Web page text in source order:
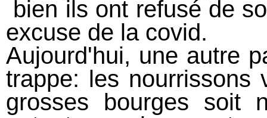
bien ils ont refusé de
excuse de la covid.
Aujourd'hui, une autre
trappe: les nourrissons
grosses bourges soit